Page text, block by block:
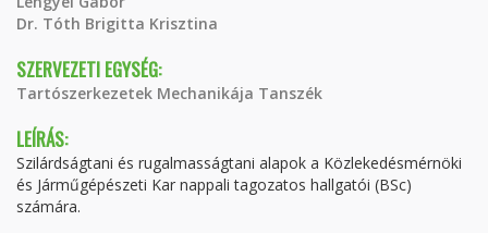
Dr. Tóth Brigitta Krisztina
SZERVEZETI EGYSÉG:
Tartószerkezetek Mechanikája Tanszék
LEÍRÁS:
Szilárdságtani és rugalmasságtani alapok a Közlekedésmérnöki
és Járműgépészeti Kar nappali tagozatos hallgatói (BSc)
számára.